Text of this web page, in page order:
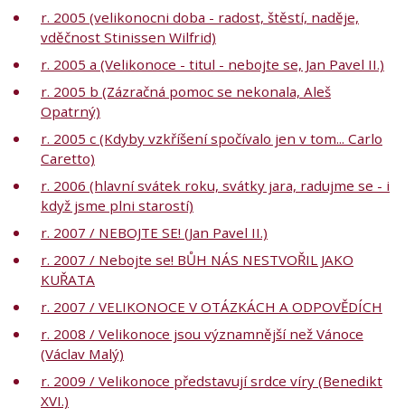
r. 2005 (velikonocni doba - radost, štěstí, naděje,
vděčnost Stinissen Wilfrid)
r. 2005 a (Velikonoce - titul - nebojte se, Jan Pavel II.)
r. 2005 b (Zázračná pomoc se nekonala, Aleš
Opatrný)
r. 2005 c (Kdyby vzkříšení spočívalo jen v tom... Carlo
Caretto)
r. 2006 (hlavní svátek roku, svátky jara, radujme se - i
když jsme plni starostí)
r. 2007 / NEBOJTE SE! (Jan Pavel II.)
r. 2007 / Nebojte se! BŮH NÁS NESTVOŘIL JAKO
KUŘATA
r. 2007 / VELIKONOCE V OTÁZKÁCH A ODPOVĚDÍCH
r. 2008 / Velikonoce jsou významnější než Vánoce
(Václav Malý)
r. 2009 / Velikonoce představují srdce víry (Benedikt
XVI.)